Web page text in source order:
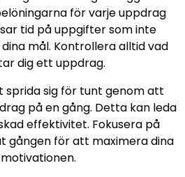
för varje uppdrag
tid på uppgifter som inte
mål. Kontrollera alltid vad
dig ett uppdrag.
sprida sig för tunt genom att
på en gång. Detta kan leda
effektivitet. Fokusera på
gången för att maximera dina